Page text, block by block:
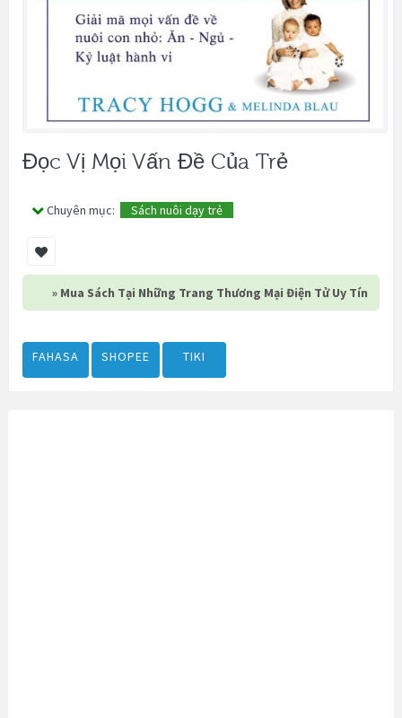
Đọc Vị Mọi Vấn Đề Của Trẻ
Chuyên mục: Sách nuôi dạy trẻ
» Mua Sách Tại Những Trang Thương Mại Điện Tử Uy Tín
FAHASA SHOPEE TIKI